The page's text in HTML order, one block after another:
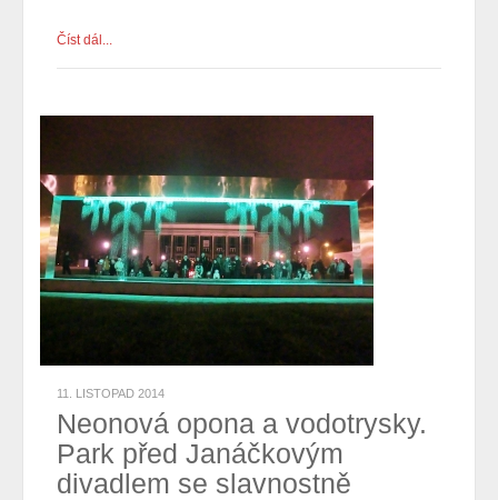
Číst dál...
11. LISTOPAD 2014
Neonová opona a vodotrysky.
Park před Janáčkovým
divadlem se slavnostně